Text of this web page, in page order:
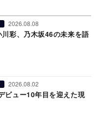
2026.08.08
川彩、乃木坂46の未来を語
2026.08.02
ビュー10年目を迎えた現